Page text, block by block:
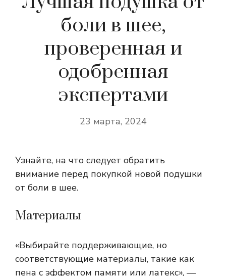
боли в шее,
проверенная и
одобренная
экспертами
23 марта, 2024
Узнайте, на что следует обратить
внимание перед покупкой новой подушки
от боли в шее.
Материалы
«Выбирайте поддерживающие, но
соответствующие материалы, такие как
пена с эффектом памяти или латекс», —